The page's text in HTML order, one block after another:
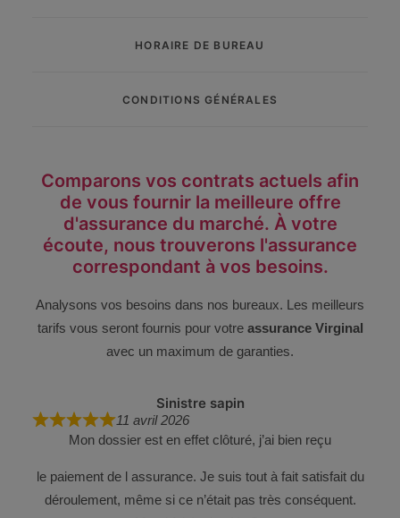
HORAIRE DE BUREAU
CONDITIONS GÉNÉRALES
Comparons vos contrats actuels afin
de vous fournir la meilleure offre
d'assurance du marché. À votre
écoute, nous trouverons l'assurance
correspondant à vos besoins.
Analysons vos besoins dans nos bureaux. Les meilleurs
tarifs vous seront fournis pour votre assurance Virginal
avec un maximum de garanties.
Sinistre sapin
11 avril 2026
Mon dossier est en effet clôturé, j’ai bien reçu
le paiement de l assurance. Je suis tout à fait satisfait du
déroulement, même si ce n’était pas très conséquent.